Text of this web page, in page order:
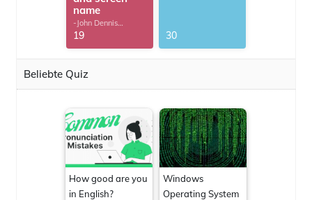
name
-John Dennis
G.Thomas
19 30
Beliebte Quiz
How good are you
in English?
Windows
Operating System